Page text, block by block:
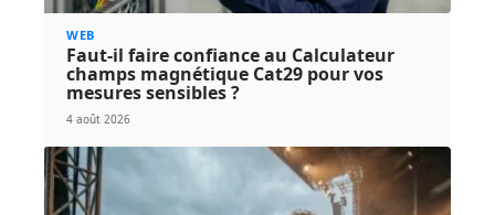
WEB
Faut-il faire confiance au Calculateur
champs magnétique Cat29 pour vos
mesures sensibles ?
4 août 2026